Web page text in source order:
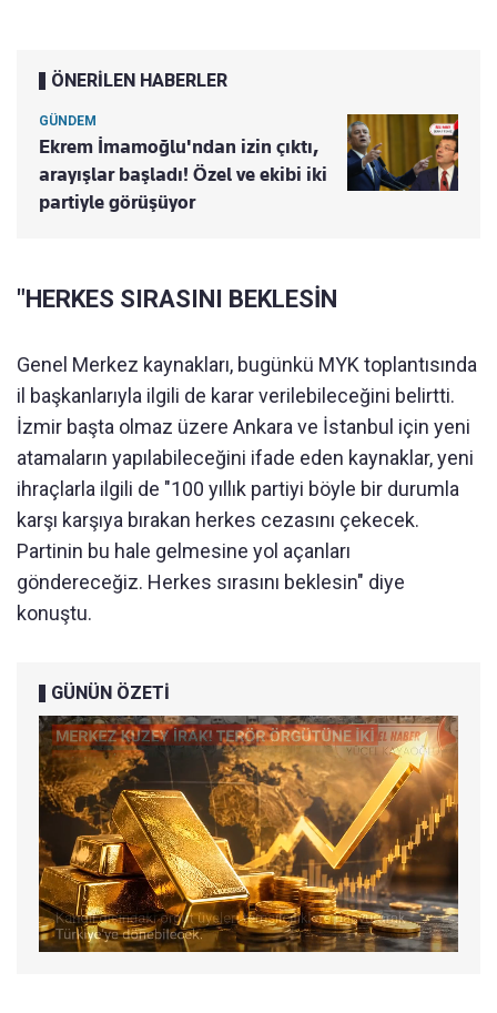
ÖNERİLEN HABERLER
GÜNDEM
Ekrem İmamoğlu'ndan izin çıktı,
arayışlar başladı! Özel ve ekibi iki
partiyle görüşüyor
"HERKES SIRASINI BEKLESİN
Genel Merkez kaynakları, bugünkü MYK toplantısında
il başkanlarıyla ilgili de karar verilebileceğini belirtti.
İzmir başta olmaz üzere Ankara ve İstanbul için yeni
atamaların yapılabileceğini ifade eden kaynaklar, yeni
ihraçlarla ilgili de "100 yıllık partiyi böyle bir durumla
karşı karşıya bırakan herkes cezasını çekecek.
Partinin bu hale gelmesine yol açanları
göndereceğiz. Herkes sırasını beklesin" diye
konuştu.
GÜNÜN ÖZETİ